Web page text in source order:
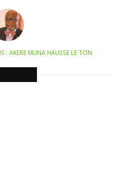
: AKERE MUNA HAUSSE LE TON